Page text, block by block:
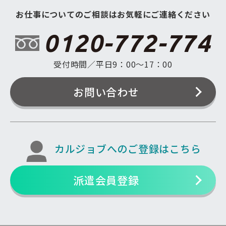
お仕事についてのご相談はお気軽にご連絡ください
0120-772-774
受付時間／平日9：00〜17：00
お問い合わせ
カルジョブへのご登録はこちら
派遣会員登録